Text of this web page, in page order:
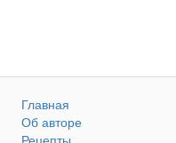
Главная
Об авторе
Рецепты